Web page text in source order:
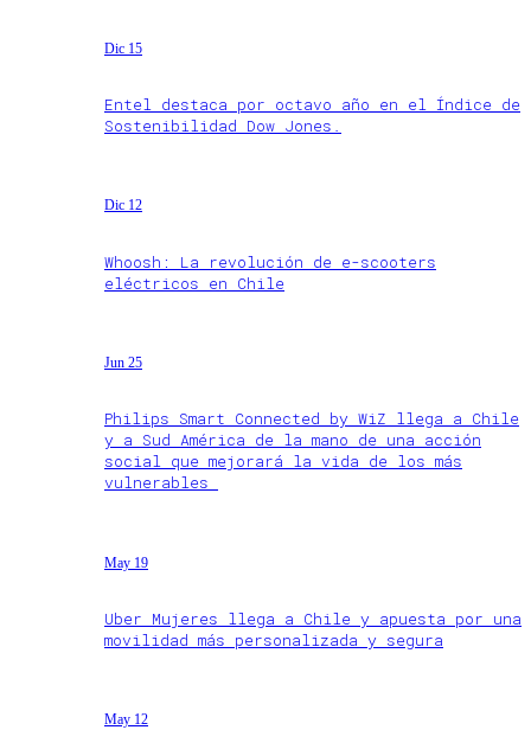
Dic 15
Entel destaca por octavo año en el Índice de
Sostenibilidad Dow Jones.
Dic 12
Whoosh: La revolución de e-scooters
eléctricos en Chile
Jun 25
Philips Smart Connected by WiZ llega a Chile
y a Sud América de la mano de una acción
social que mejorará la vida de los más
vulnerables
May 19
Uber Mujeres llega a Chile y apuesta por una
movilidad más personalizada y segura
May 12